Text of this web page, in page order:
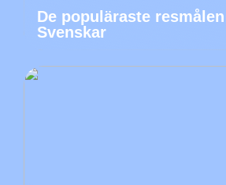
De populäraste
Svenskar